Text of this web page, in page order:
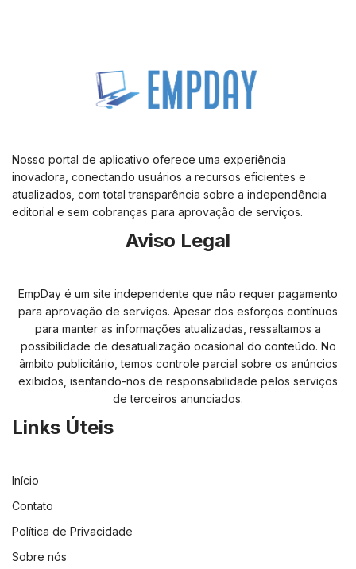
Nosso portal de aplicativo oferece uma experiência
inovadora, conectando usuários a recursos eficientes e
atualizados, com total transparência sobre a independência
editorial e sem cobranças para aprovação de serviços.
Aviso Legal
EmpDay é um site independente que não requer pagamento
para aprovação de serviços. Apesar dos esforços contínuos
para manter as informações atualizadas, ressaltamos a
possibilidade de desatualização ocasional do conteúdo. No
âmbito publicitário, temos controle parcial sobre os anúncios
exibidos, isentando-nos de responsabilidade pelos serviços
de terceiros anunciados.
Links Úteis
Início
Contato
Política de Privacidade
Sobre nós